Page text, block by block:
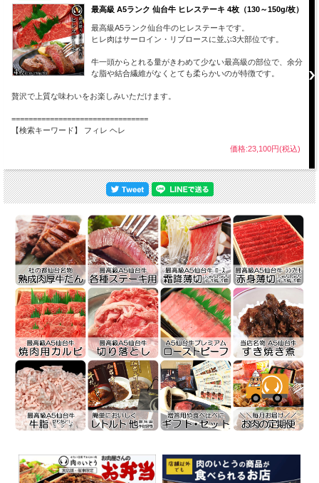
最高級 A5ランク 仙台牛 ヒレステーキ 4枚（130～150g/枚）
最高級A5ランク仙台牛のヒレステーキです。
ヒレ肉はサーロイン・リブロースに並ぶ3大部位です。
牛一頭からとれる量がきわめて少ない最高級の部位で、余分
な脂や結合繊維がなくとても柔らかいのが特徴です。
贅沢で上質な味わいをお楽しみいただけます。
================================
【検索キーワード】 フィレ ヘレ
価格:23,100円(税込)